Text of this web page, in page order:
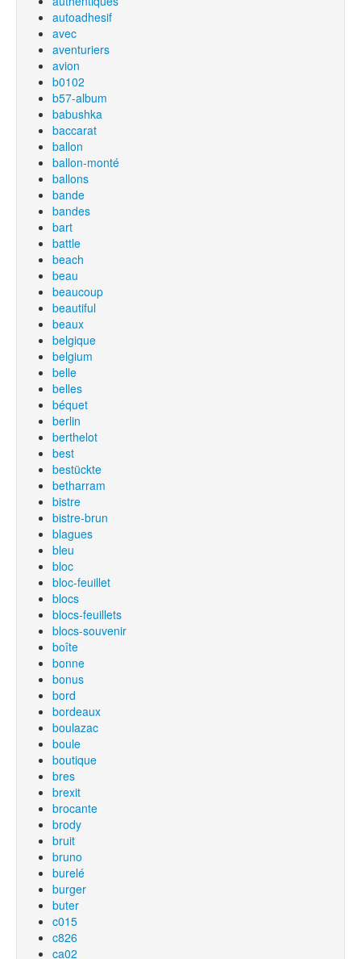
autoadhesif
avec
aventuriers
avion
b0102
b57-album
babushka
baccarat
ballon
ballon-monté
ballons
bande
bandes
bart
battle
beach
beau
beaucoup
beautiful
beaux
belgique
belgium
belle
belles
béquet
berlin
berthelot
best
bestückte
betharram
bistre
bistre-brun
blagues
bleu
bloc
bloc-feuillet
blocs
blocs-feuillets
blocs-souvenir
boîte
bonne
bonus
bord
bordeaux
boulazac
boule
boutique
bres
brexit
brocante
brody
bruit
bruno
burelé
burger
buter
c015
c826
ca02